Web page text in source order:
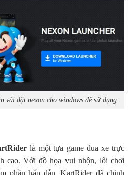
vài đặt nexon cho windows để sử dụng
là một tựa game đua xe trực
cao. Với đồ họa vui nhộn, lối chơi